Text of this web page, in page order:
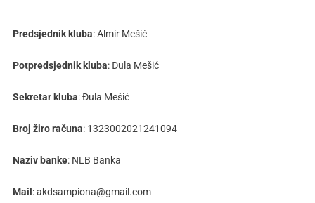
Predsjednik kluba: Almir Mešić
Potpredsjednik kluba: Đula Mešić
Sekretar kluba: Đula Mešić
Broj žiro računa: 1323002021241094
Naziv banke: NLB Banka
Mail : akdsampiona@gmail.com